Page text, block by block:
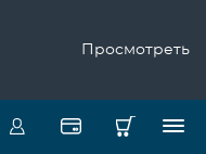
Просмотреть